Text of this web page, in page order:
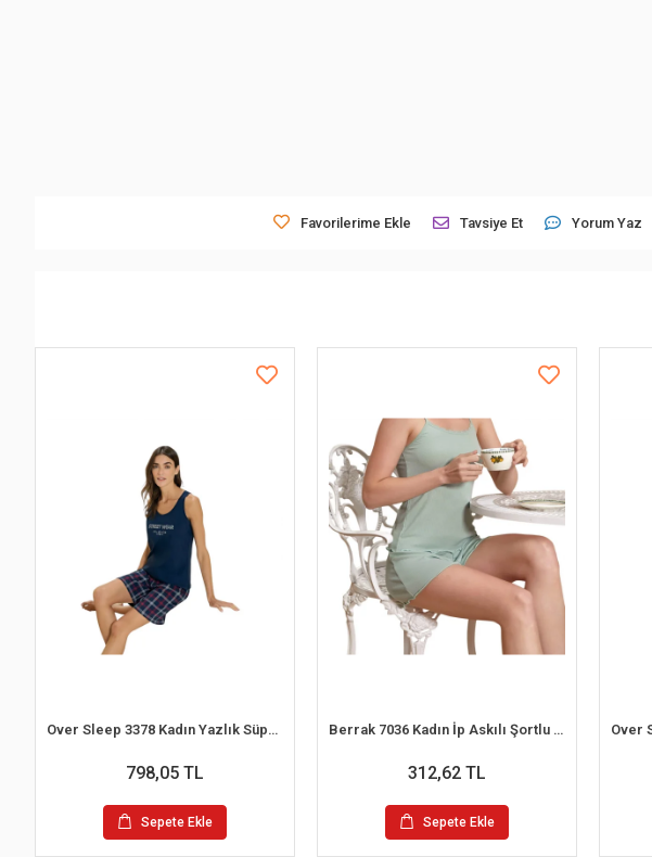
Favorilerime Ekle Tavsiye Et Yorum Yaz
Over Sleep 3378 Kadın Yazlık Süprem Şort Pijama Takım (M-L-XL-XXL)
798,05 TL
Sepete Ekle
Berrak 7036 Kadın İp Askılı Şortlu Pijama Takım
312,62 TL
Sepete Ekle